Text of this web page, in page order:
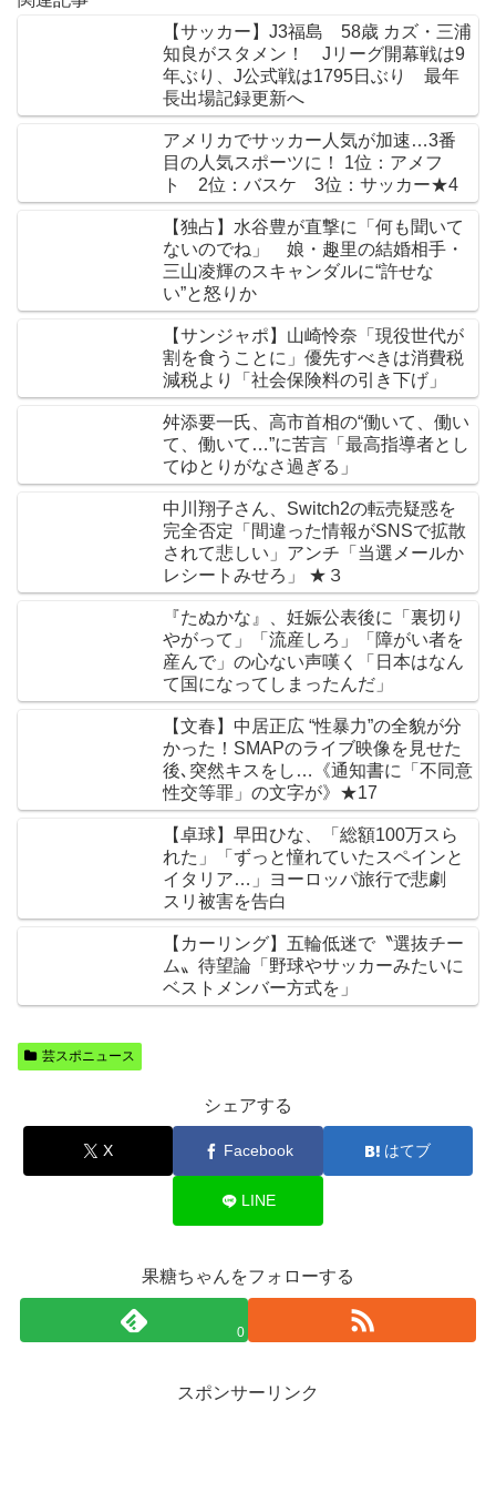
【サッカー】J3福島 58歳 カズ・三浦
知良がスタメン！ Jリーグ開幕戦は9
年ぶり、J公式戦は1795日ぶり 最年
長出場記録更新へ
アメリカでサッカー人気が加速…3番
目の人気スポーツに！ 1位：アメフ
ト 2位：バスケ 3位：サッカー★4
【独占】水谷豊が直撃に「何も聞いて
ないのでね」 娘・趣里の結婚相手・
三山凌輝のスキャンダルに“許せな
い”と怒りか
【サンジャポ】山崎怜奈「現役世代が
割を食うことに」優先すべきは消費税
減税より「社会保険料の引き下げ」
舛添要一氏、高市首相の“働いて、働い
て、働いて…”に苦言「最高指導者とし
てゆとりがなさ過ぎる」
中川翔子さん、Switch2の転売疑惑を
完全否定「間違った情報がSNSで拡散
されて悲しい」アンチ「当選メールか
レシートみせろ」 ★３
『たぬかな』、妊娠公表後に「裏切り
やがって」「流産しろ」「障がい者を
産んで」の心ない声嘆く「日本はなん
て国になってしまったんだ」
【文春】中居正広 “性暴力”の全貌が分
かった！SMAPのライブ映像を見せた
後､突然キスをし…《通知書に「不同意
性交等罪」の文字が》★17
【卓球】早田ひな、「総額100万スら
れた」「ずっと憧れていたスペインと
イタリア…」ヨーロッパ旅行で悲劇
スリ被害を告白
【カーリング】五輪低迷で〝選抜チー
ム〟待望論「野球やサッカーみたいに
ベストメンバー方式を」
芸スポニュース
シェアする
X Facebook はてブ
LINE
果糖ちゃんをフォローする
0
スポンサーリンク